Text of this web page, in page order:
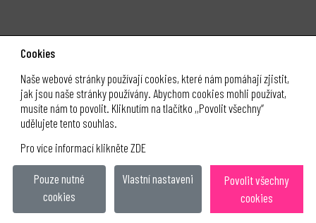
obchodní podmínky
(c) 2021 Tomáš Klus s.r.o. eclair design&
Cookies
Naše webové stránky používají cookies, které nám pomáhají zjistit,
jak jsou naše stránky používány. Abychom cookies mohli používat,
musíte nám to povolit. Kliknutím na tlačítko ,,Povolit všechny“
udělujete tento souhlas.
Pro více informací klikněte ZDE
Pouze nutné
cookies
Vlastní nastaveni
Povolit všechny
cookies